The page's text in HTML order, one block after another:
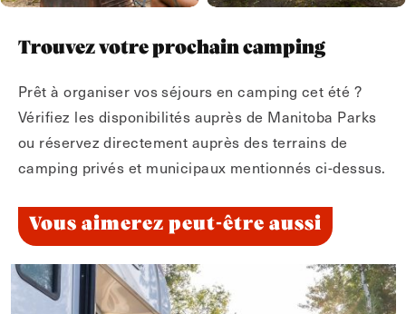
Trouvez votre prochain camping
Prêt à organiser vos séjours en camping cet été ?
Vérifiez les disponibilités auprès de Manitoba Parks
ou réservez directement auprès des terrains de
camping privés et municipaux mentionnés ci-dessus.
Vous aimerez peut-être aussi